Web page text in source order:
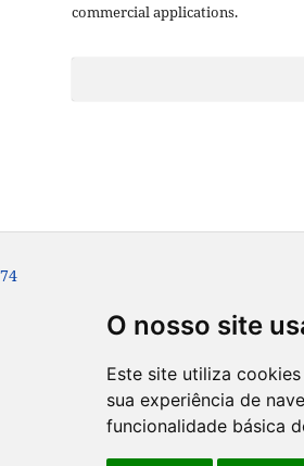
O nosso site
Este site utiliza
sua experiência de
funcionalidade básica
commercial applications.